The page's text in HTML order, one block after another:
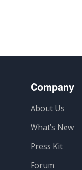
Company
About Us
What’s New
Press Kit
Forum